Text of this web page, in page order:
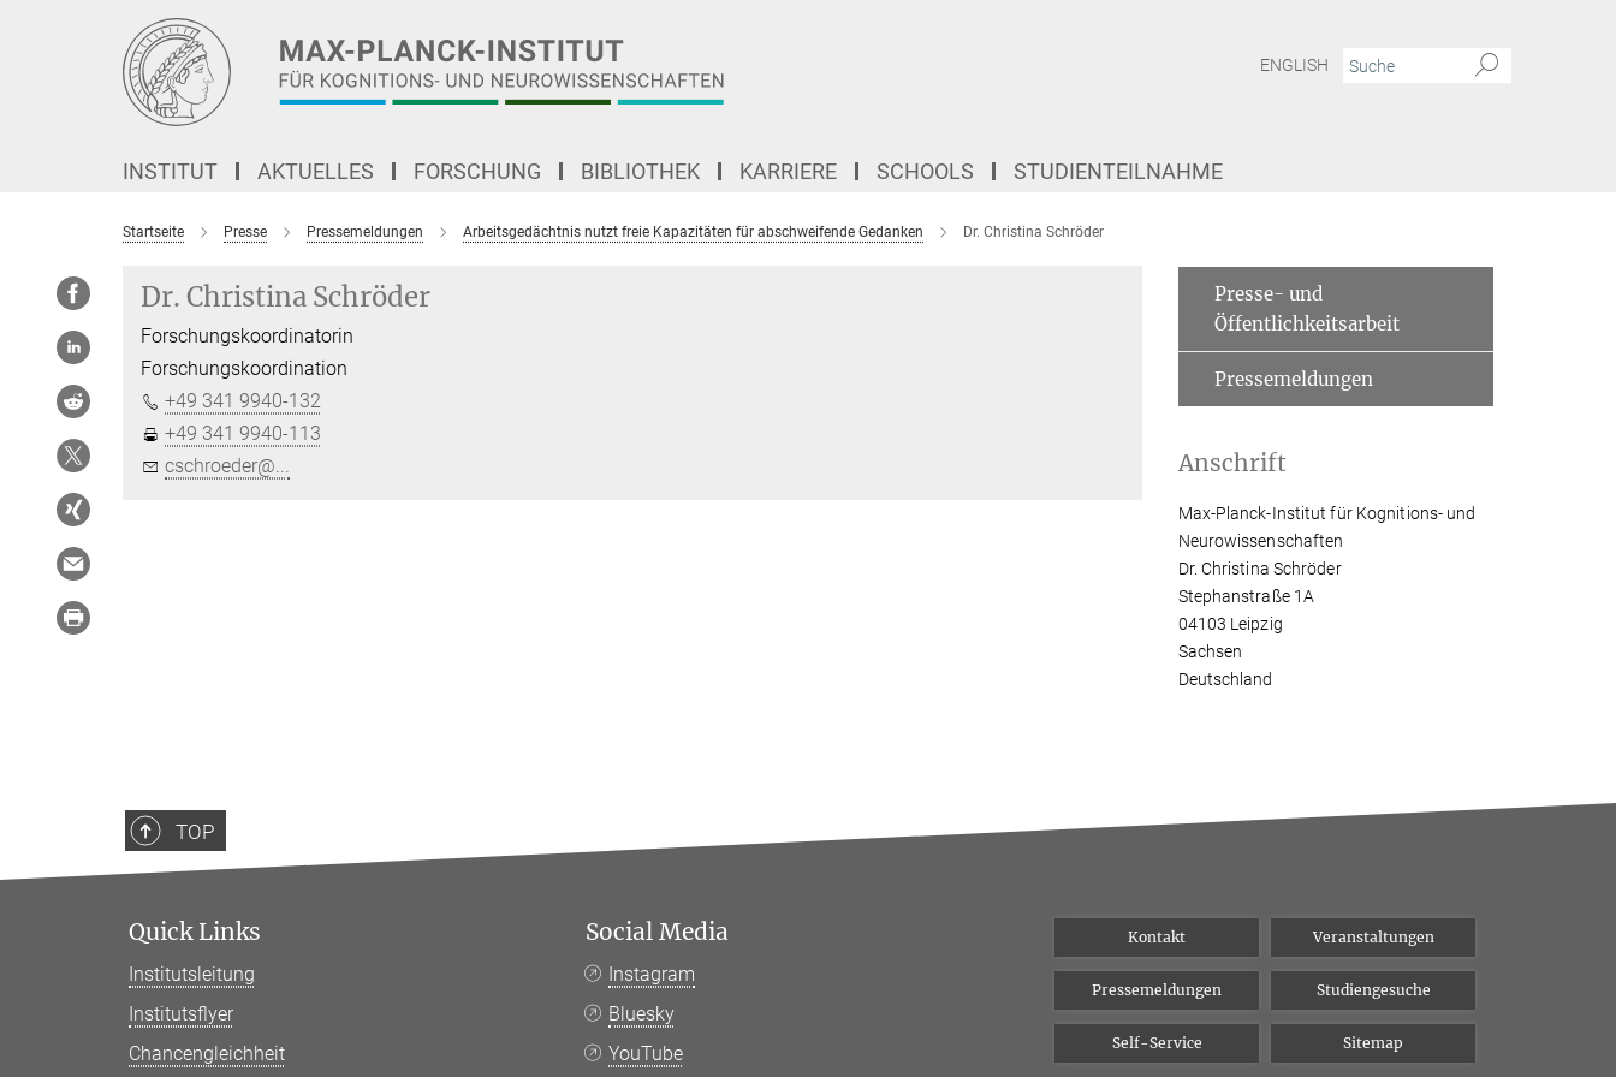
ENGLISH
INSTITUT AKTUELLES FORSCHUNG BIBLIOTHEK KARRIERE SCHOOLS STUDIENTEILNAHME
Startseite Presse Pressemeldungen Arbeitsgedächtnis nutzt freie Kapazitäten für abschweifende Gedanken Dr. Christina Schröder
Dr. Christina Schröder
Forschungskoordinatorin
Forschungskoordination
+49 341 9940-132
+49 341 9940-113
cschroeder@...
Presse- und
Öffentlichkeitsarbeit
Pressemeldungen
Anschrift
Max-Planck-Institut für Kognitions- und
Neurowissenschaften
Dr. Christina Schröder
Stephanstraße 1A
04103 Leipzig
Sachsen
Deutschland
TOP
Quick Links
Institutsleitung
Institutsflyer
Chancengleichheit
Social Media
Instagram
Bluesky
YouTube
Kontakt Veranstaltungen
Pressemeldungen Studiengesuche
Self-Service Sitemap